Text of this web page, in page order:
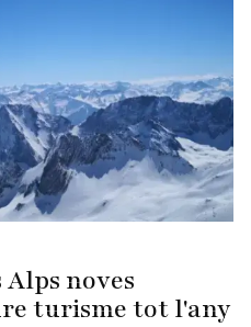
noves
turisme tot l'any